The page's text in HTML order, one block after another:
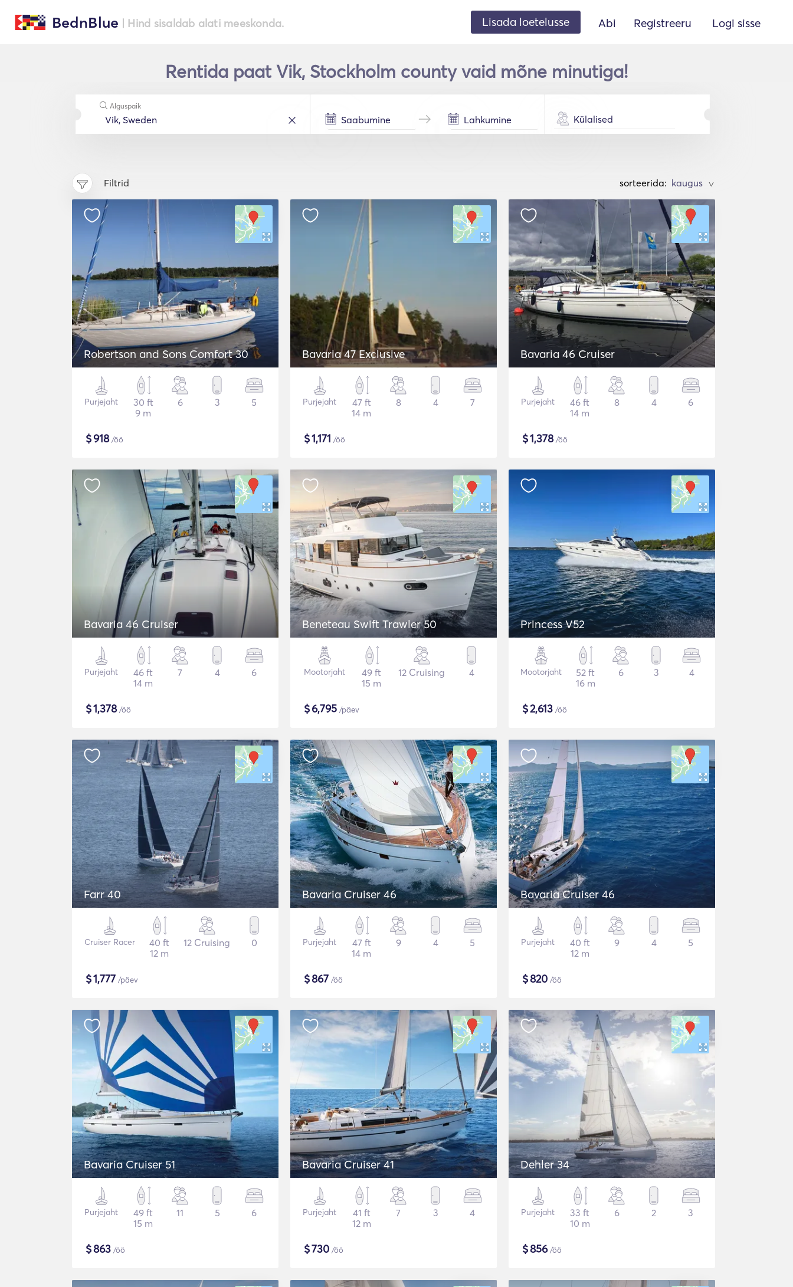
BednBlue | Hind sisaldab alati meeskonda. Lisada loetelusse Abi Registreeru Logi sisse
Rentida paat Vik, Stockholm county vaid mõne minutiga!
Alguspaik
Külalised
Filtrid sorteerida: >
Robertson and Sons Comfort 30
Purjejaht
30 ft
9 m
6 3 5
$918/öö
Bavaria 47 Exclusive
Purjejaht
47 ft
14 m
8 4 7
$1,171 /öö
Bavaria 46 Cruiser
Purjejaht
46 ft
14 m
8 4 6
$1,378/öö
Bavaria 46 Cruiser
Purjejaht
46 ft
14 m
7 4 6
$1,378/öö
Beneteau Swift Trawler 50
Mootorjaht
49 ft
15 m
12 Cruising 4
$6,795 /päev
Princess V52
Mootorjaht
52 ft
16 m
6 3 4
$2,613 /öö
Farr 40
Cruiser Racer
40 ft
12 m
12 Cruising 0
$1,777 /päev
Bavaria Cruiser 46
Purjejaht
47 ft
14 m
9 4 5
$867 /öö
Bavaria Cruiser 46
Purjejaht
40 ft
12 m
9 4 5
$820 /öö
Bavaria Cruiser 51
Purjejaht
49 ft
15 m
11 5 6
$863 /öö
Bavaria Cruiser 41
Purjejaht
41 ft
12 m
7 3 4
$730 /öö
Dehler 34
Purjejaht
33 ft
10 m
6 2 3
$856/öö